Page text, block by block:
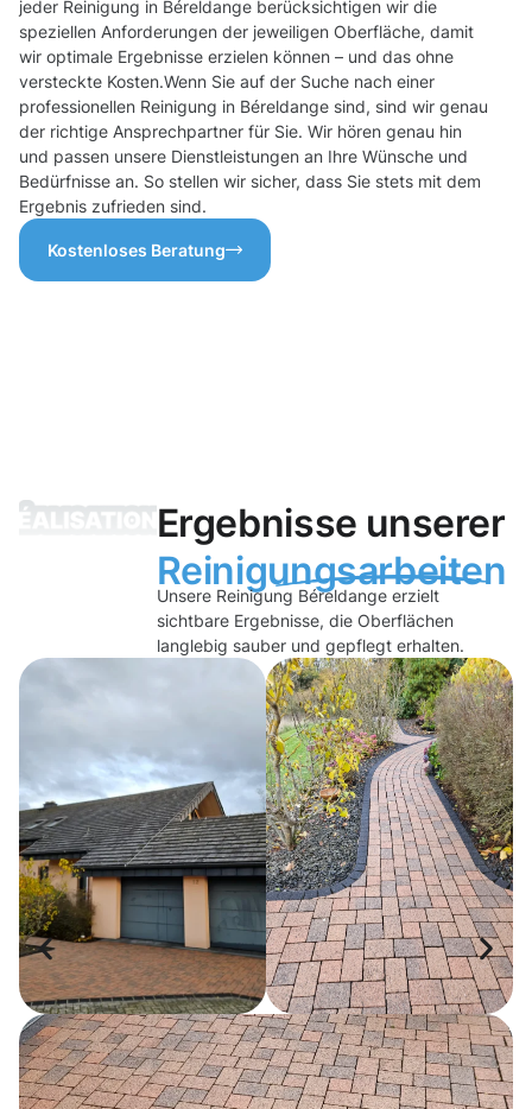
jeder Reinigung in Béreldange berücksichtigen wir die
speziellen Anforderungen der jeweiligen Oberfläche, damit
wir optimale Ergebnisse erzielen können – und das ohne
versteckte Kosten.Wenn Sie auf der Suche nach einer
professionellen Reinigung in Béreldange sind, sind wir genau
der richtige Ansprechpartner für Sie. Wir hören genau hin
und passen unsere Dienstleistungen an Ihre Wünsche und
Bedürfnisse an. So stellen wir sicher, dass Sie stets mit dem
Ergebnis zufrieden sind.
Kostenloses Beratung
Ergebnisse unserer
Reinigungsarbeiten
Unsere Reinigung Béreldange erzielt
sichtbare Ergebnisse, die Oberflächen
langlebig sauber und gepflegt erhalten.